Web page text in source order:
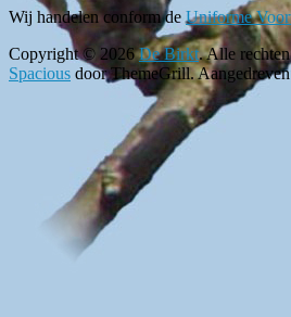
Wij handelen conform deUniforme
Copyright © 2026De Birkt. Alle
Spacious door ThemeGrill.